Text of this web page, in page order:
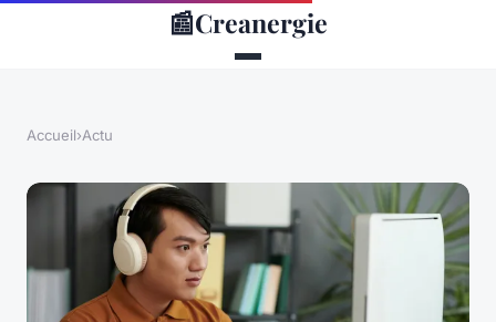
📰Creanergie
Accueil›Actu